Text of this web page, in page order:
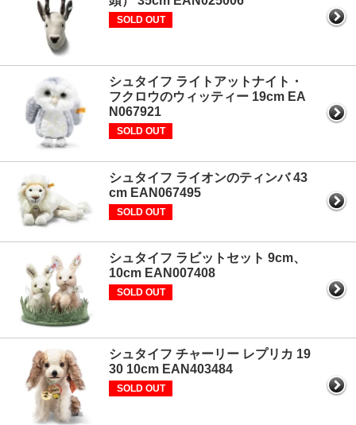
SOLD OUT
シュタイフ ライトアットナイト・
フクロウのウィッティー 19cm EA
N067921
SOLD OUT
シュタイフ ライオンのティンバ 43
cm EAN067495
SOLD OUT
シュタイフ ラビットセット 9cm、
10cm EAN007408
SOLD OUT
シュタイフ チャーリー レプリカ 19
30 10cm EAN403484
SOLD OUT